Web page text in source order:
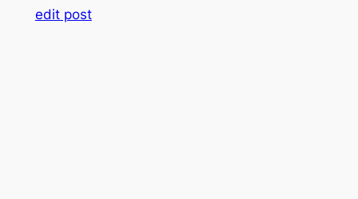
edit post